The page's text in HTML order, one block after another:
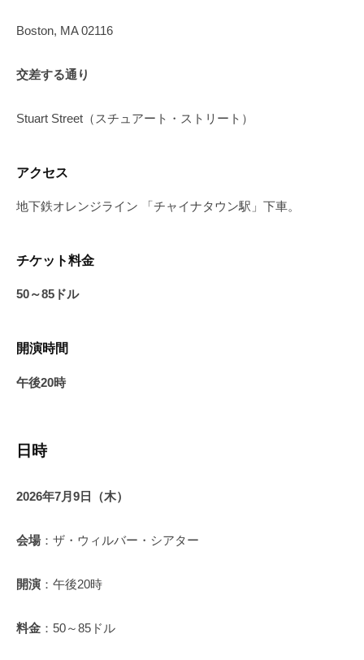
Boston, MA 02116
交差する通り
Stuart Street（スチュアート・ストリート）
アクセス
地下鉄オレンジライン 「チャイナタウン駅」下車。
チケット料金
50～85ドル
開演時間
午後20時
日時
2026年7月9日（木）
会場 ：ザ・ウィルバー・シアター
開演 ：午後20時
料金 ：50～85ドル